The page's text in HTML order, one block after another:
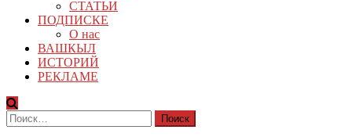
СТАТЬИ
ПОДПИСКЕ
О нас
ВАШКЫЛ
ИСТОРИЙ
РЕКЛАМЕ
Найти: